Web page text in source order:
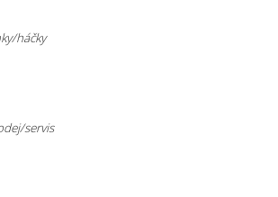
háčky
servis